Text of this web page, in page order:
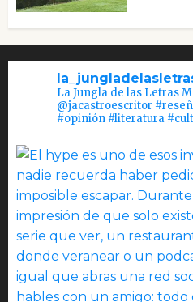
La Jungla de las Letras
@jacastroescritor
#opinión #literatura